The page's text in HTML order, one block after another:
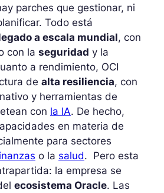
parches que gestionar, ni
Todo está
a escala mundial, con
con la seguridad y la
a rendimiento, OCI
de alta resiliencia, con
y herramientas de
con la IA. De hecho,
en materia de
para sectores
o la salud. Pero esta
la empresa se
ecosistema Oracle. Las